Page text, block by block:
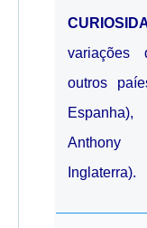
variações
outros
Anthony
Inglaterra).